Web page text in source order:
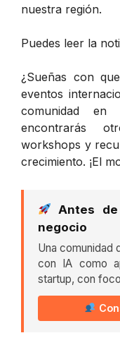
nuestra región.
Puedes leer la
¿Sueñas con
eventos
comunidad en
encontrarás
workshops y
crecimiento. ¡El
Antes
negocio
Una comunidad
con IA como
startup, con